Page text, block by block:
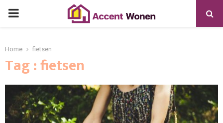
PRIMARY
Home fietsen
Tag : fietsen